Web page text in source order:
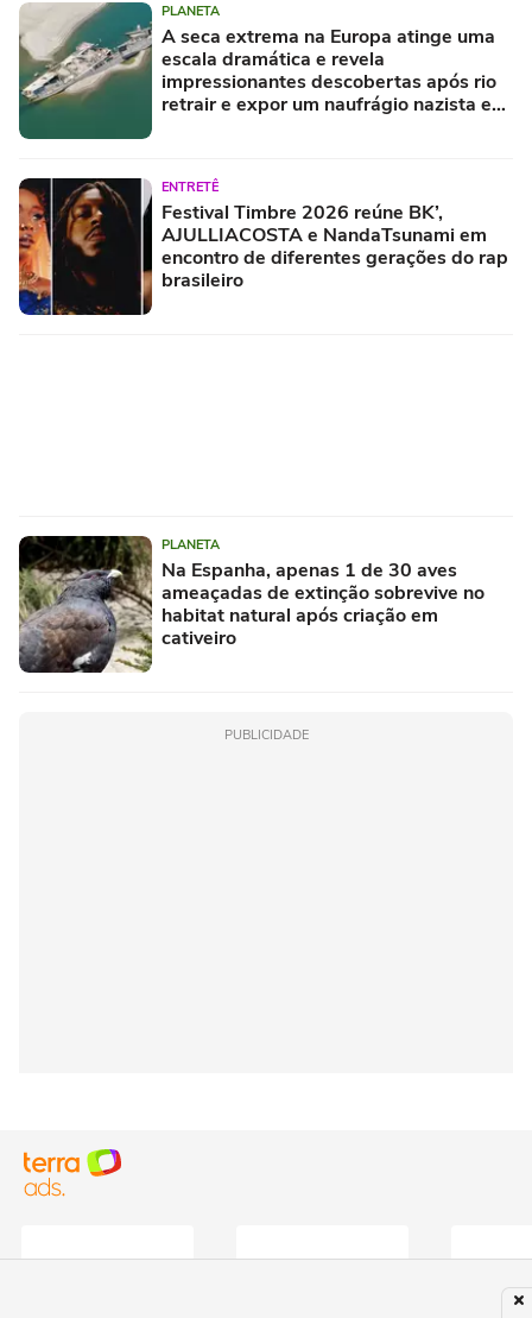
PLANETA
A seca extrema na Europa atinge uma
escala dramática e revela
impressionantes descobertas após rio
retrair e expor um naufrágio nazista e
ENTRETÊ
Festival Timbre 2026 reúne BK’,
AJULLIACOSTA e NandaTsunami em
encontro de diferentes gerações do rap
brasileiro
PLANETA
Na Espanha, apenas 1 de 30 aves
ameaçadas de extinção sobrevive no
habitat natural após criação em
cativeiro
PUBLICIDADE